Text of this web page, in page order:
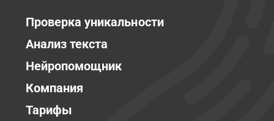
Проверка уникальности
Анализ текста
Нейропомощник
Компания
Тарифы